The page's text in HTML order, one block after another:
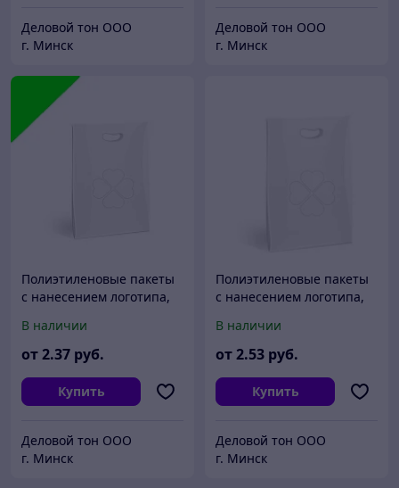
Деловой тон ООО
г. Минск
Деловой тон ООО
г. Минск
Полиэтиленовые пакеты
с нанесением логотипа,
В наличии
от2.37 руб.
Купить
Деловой тон ООО
г. Минск
Полиэтиленовые пакеты
с нанесением логотипа,
В наличии
от2.53 руб.
Купить
Деловой тон ООО
г. Минск